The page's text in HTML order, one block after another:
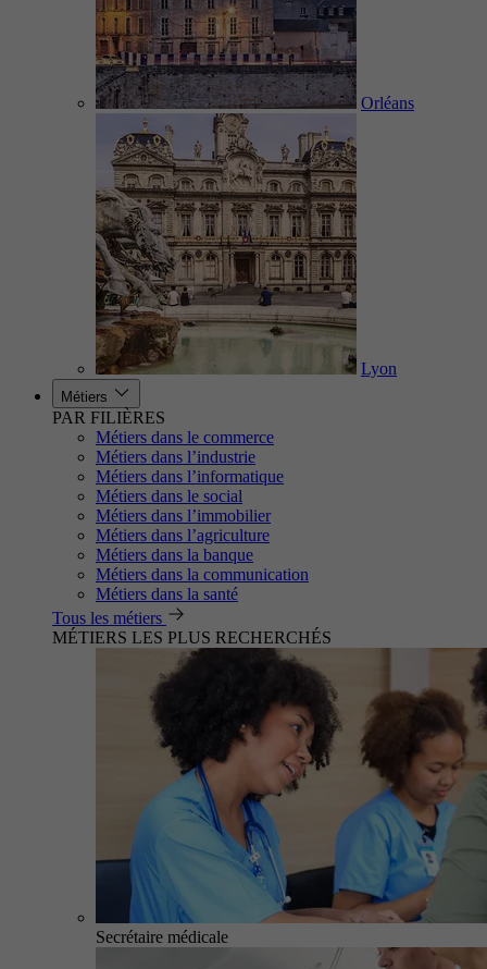
Orléans
Lyon
Métiers
PAR FILIÈRES
Métiers dans le commerce
Métiers dans l’industrie
Métiers dans l’informatique
Métiers dans le social
Métiers dans l’immobilier
Métiers dans l’agriculture
Métiers dans la banque
Métiers dans la communication
Métiers dans la santé
Tous les métiers
MÉTIERS LES PLUS RECHERCHÉS
Secrétaire médicale